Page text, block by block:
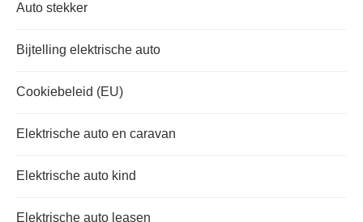
Auto stekker
Bijtelling elektrische auto
Cookiebeleid (EU)
Elektrische auto en caravan
Elektrische auto kind
Elektrische auto leasen